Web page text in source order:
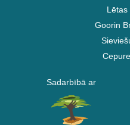
Lētas
Goorin
Sadarbībā ar